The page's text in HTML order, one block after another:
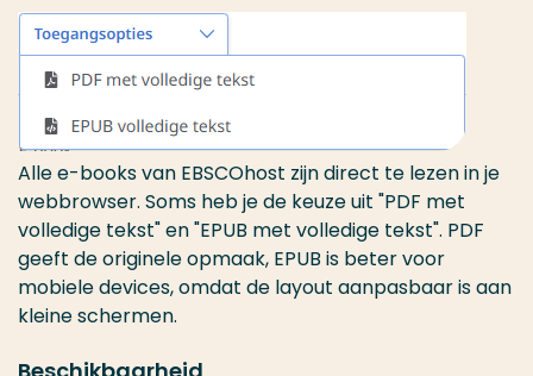
Alle e-books van EBSCOhost zijn direct te lezen in je
webbrowser. Soms heb je de keuze uit "PDF met
volledige tekst" en "EPUB met volledige tekst". PDF
geeft de originele opmaak, EPUB is beter voor
mobiele devices, omdat de layout aanpasbaar is aan
kleine schermen.